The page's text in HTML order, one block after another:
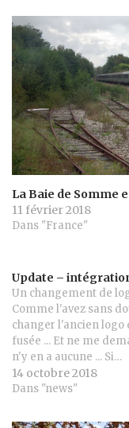
La Baie de Somme
11 février 2018
Dans "France"
Update –
Un changement de
Comme l'avez sans
changer l'ancien logo
fusée ... Et ne me
n'y en a aucune ... Si…
14 octobre 2018
Dans "news"